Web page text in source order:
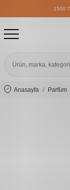
1500
1500
1500
Anasayfa Parfüm